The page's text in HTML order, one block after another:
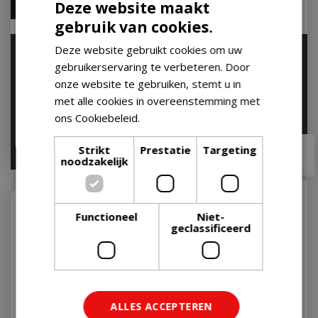
Napoleon Diffuser Plate
57 cm voor Kettle
Kogelgrill BBQ
95
Let op: bijna uitverkocht!
The Bastard Cold Smoke
Generator Kit
€ 42 95
Let op: bijna uitverkocht!
Deze website maakt
gebruik van cookies.
Deze website gebruikt cookies om uw
gebruikerservaring te verbeteren. Door
onze website te gebruiken, stemt u in
met alle cookies in overeenstemming met
ons Cookiebeleid.
Strikt
noodzakelijk
Prestatie Targeting
Functioneel
Niet-
geclassificeerd
ALLES ACCEPTEREN